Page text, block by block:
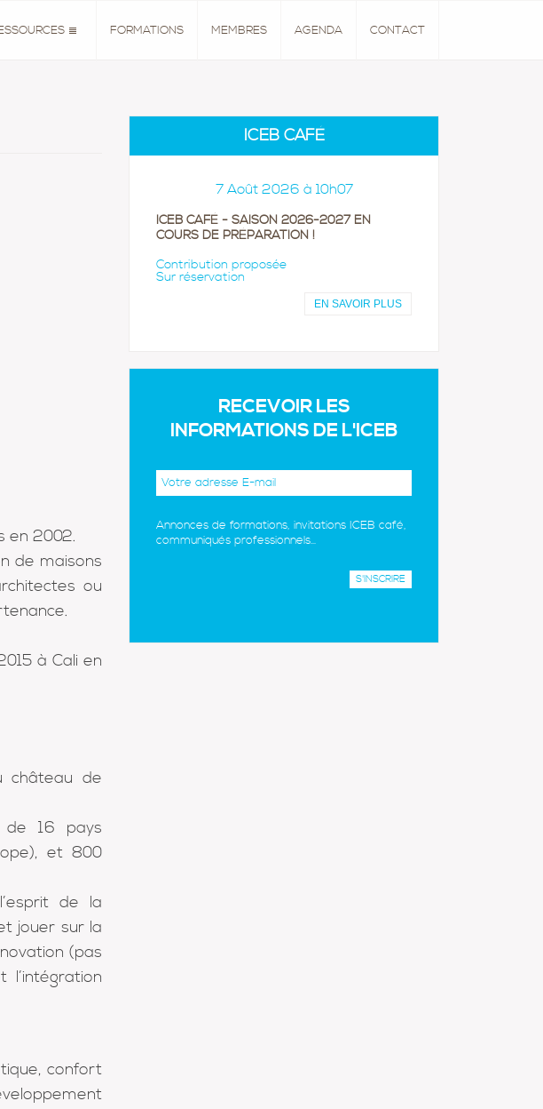
FORMATIONS MEMBRES AGENDA CONTACT
en 2002.
de maisons
ou
à Cali en
château de
de 16 pays
et 800
de la
jouer sur la
(pas
l’intégration
confort
ICEB CAFÉ
7 Août 2026 à 10h07
ICEB CAFÉ - SAISON 2026-2027 EN
COURS DE PRÉPARATION !
Contribution proposée
Sur réservation
EN SAVOIR PLUS
RECEVOIR LES
INFORMATIONS DE L'ICEB
Annonces de formations, invitations ICEB café,
communiqués professionnels...